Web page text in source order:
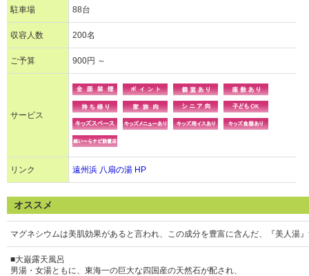
駐車場 88台
収容人数 200名
ご予算 900円 ～
サービス
リンク 遠州浜 八扇の湯 HP
オススメ
マグネシウムは美肌効果があると言われ、この成分を豊富に含んだ、『美人湯
■大巌露天風呂
男湯・女湯ともに、東海一の巨大な四国産の天然石が配され、